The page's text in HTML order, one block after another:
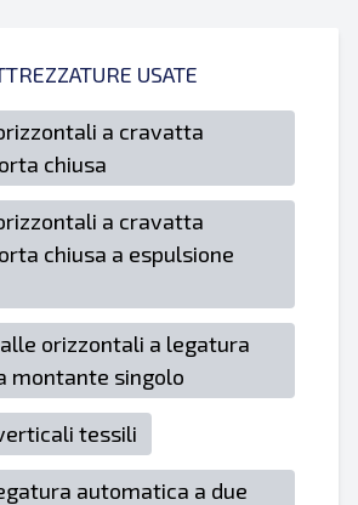
USATE
a cravatta
chiusa
a cravatta
chiusa a espulsione
orizzontali a legatura
montante singolo
tessili
automatica a due